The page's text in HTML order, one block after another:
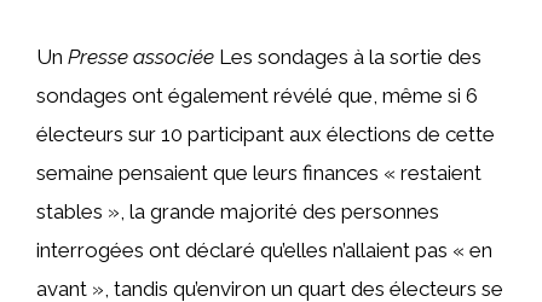
Un Presse associée Les sondages à la sortie des
sondages ont également révélé que, même si 6
électeurs sur 10 participant aux élections de cette
semaine pensaient que leurs finances « restaient
stables », la grande majorité des personnes
interrogées ont déclaré qu’elles n’allaient pas « en
avant », tandis qu’environ un quart des électeurs se